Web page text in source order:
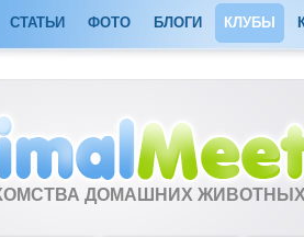
СТАТЬИ ФОТО БЛОГИ КЛУБЫ
ДОМАШНИХ